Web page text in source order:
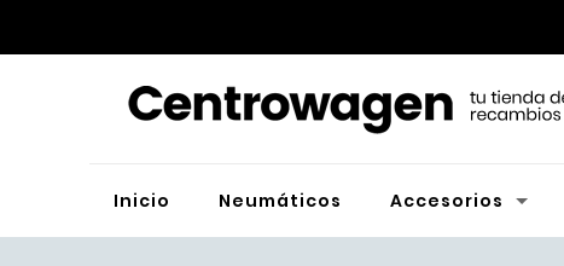
Inicio Neumáticos Accesorios